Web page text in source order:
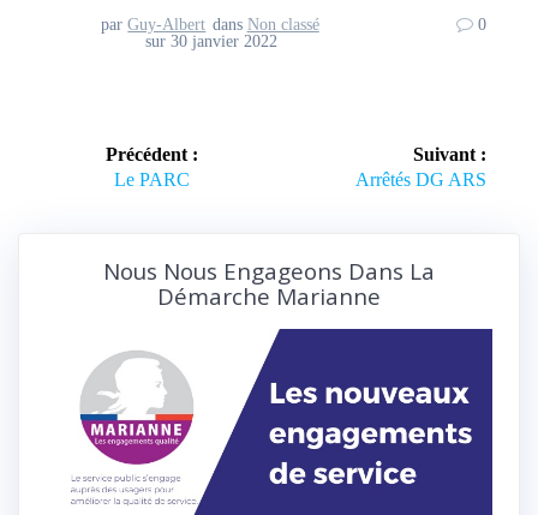
parGuy-Albert dans Non classé
sur 30 janvier 2022
0
Navigation
Précédent :
Article
Le PARC
Suivant :
Article
Arrêtés DG ARS
Nous Nous Engageons Dans La
Démarche Marianne